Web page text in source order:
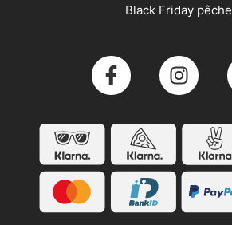
Black Friday pêche